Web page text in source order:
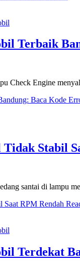
Terbaik
Check Engine
Baca Kode
Stabil
santai di lampu
Saat RPM Rendah
Terdekat